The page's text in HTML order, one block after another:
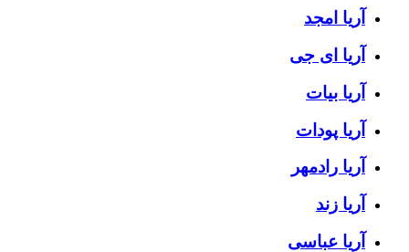
آریا امجد
آریا ای جی
آریا بیات
آریا پودات
آریا رادمهر
آریا زند
آریا عباسی